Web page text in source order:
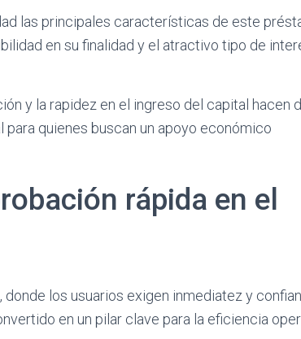
las principales características de este
en su finalidad y el atractivo tipo de
y la rapidez en el ingreso del capital hacen
quienes buscan un apoyo económico
rápida en el
los usuarios exigen inmediatez y
en un pilar clave para la eficiencia